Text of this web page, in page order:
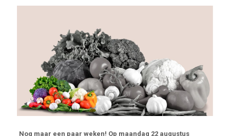
Nog maar een paar weken! Op maandag 22 augustus